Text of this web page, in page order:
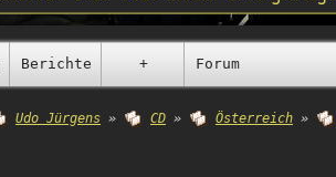
Berichte + Forum
Udo Jürgens » CD » Österreich »